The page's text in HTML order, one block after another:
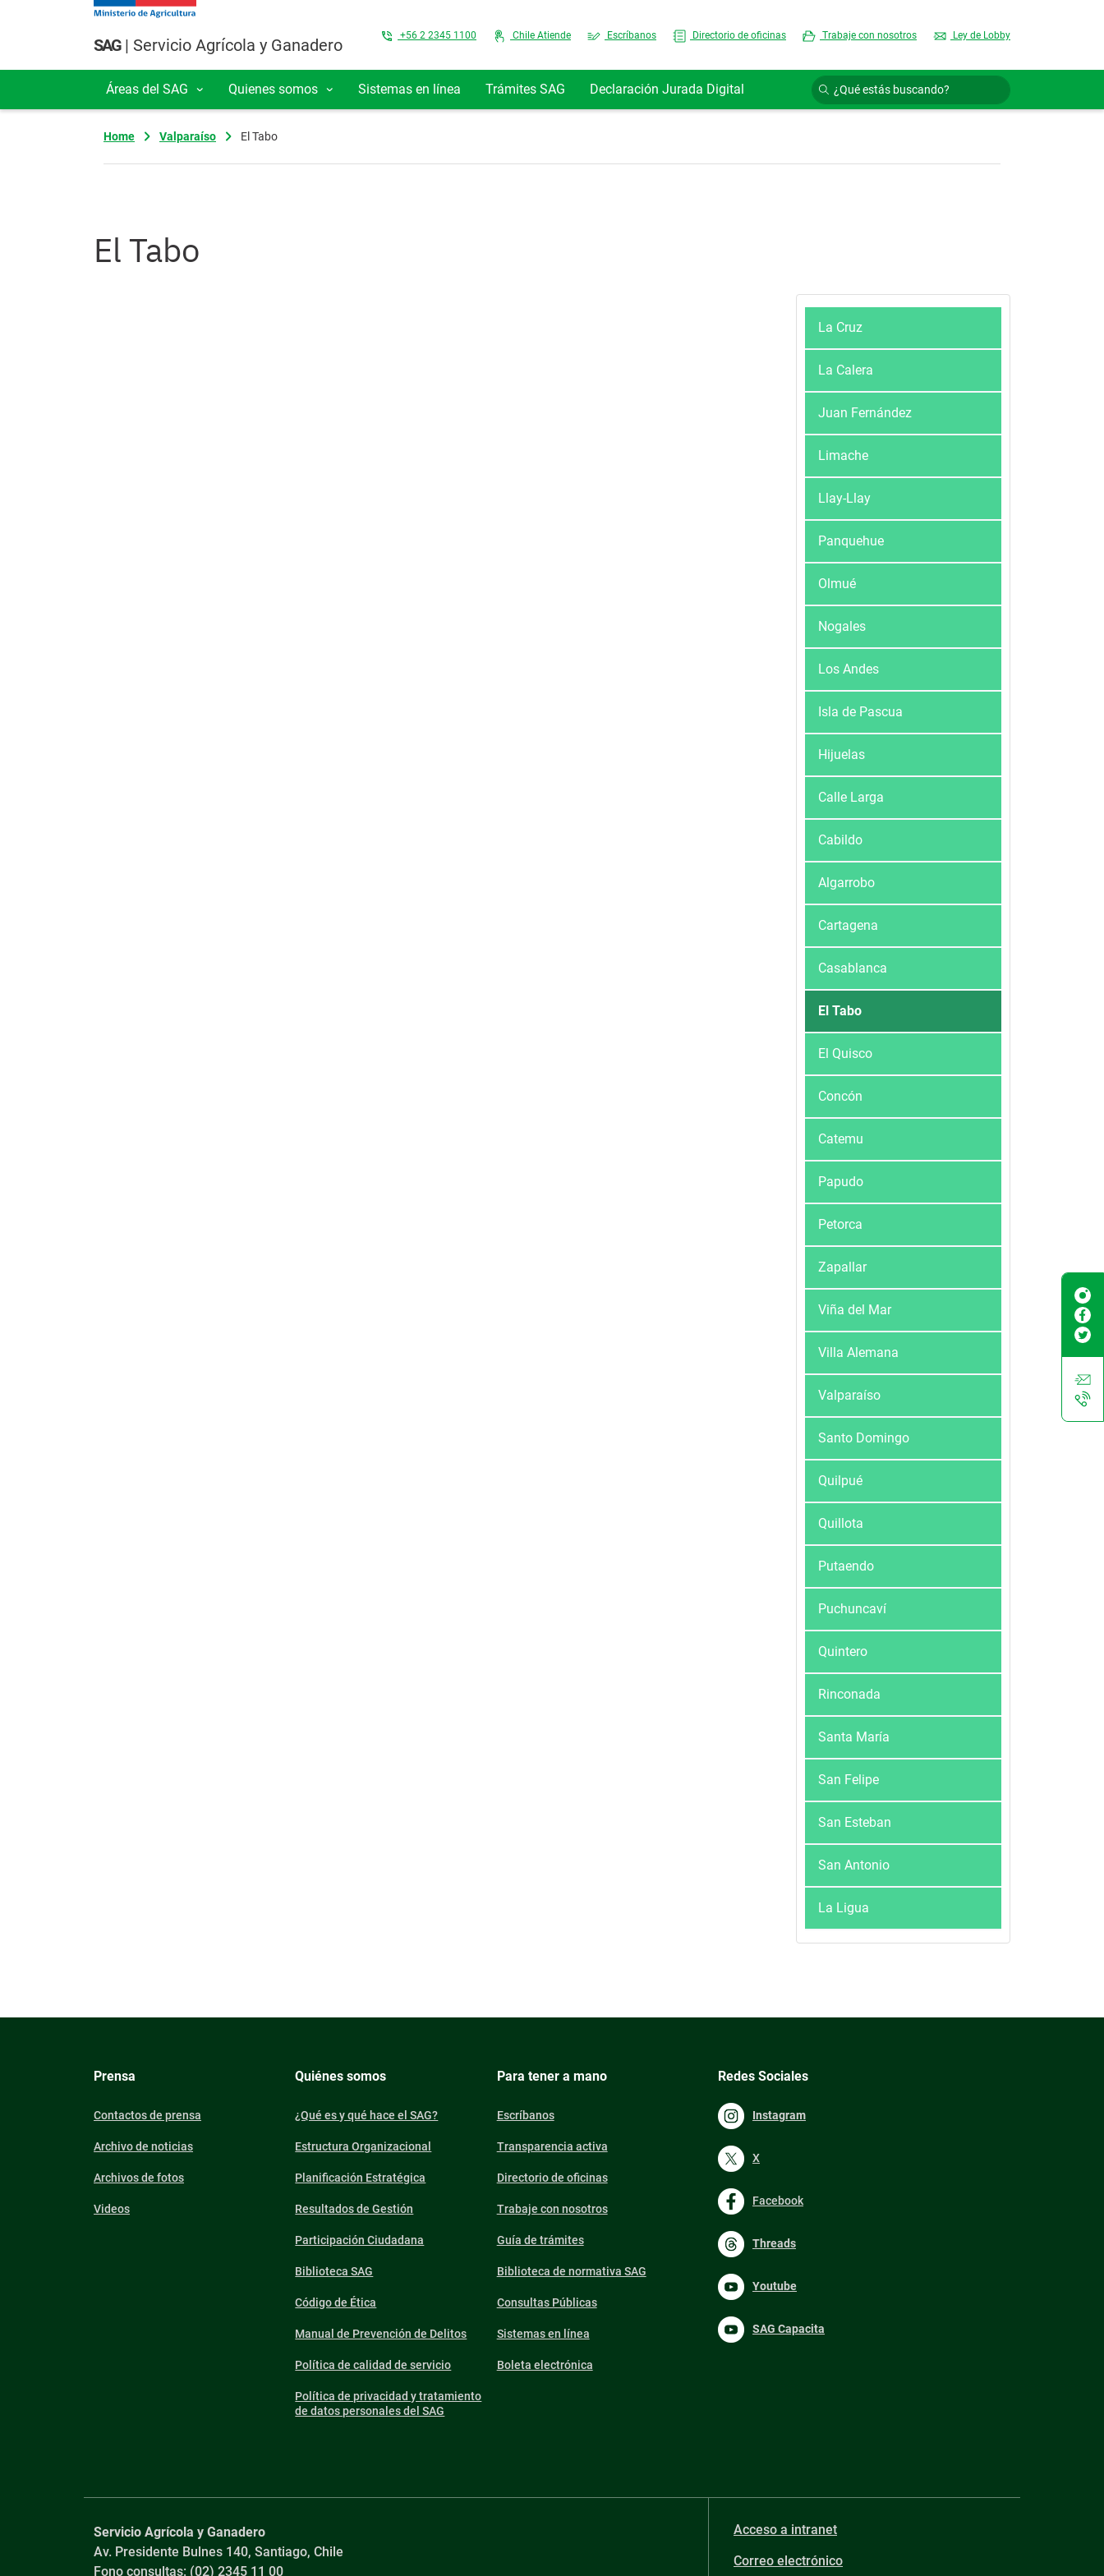
Pasar al contenido principal
SAG| Servicio Agrícola y Ganadero Top Menu
+56 2 2345 1100 Chile Atiende Escríbanos Directorio de oficinas Trabaje con nosotros Ley de Lobby
Navegación principal
Áreas del SAG Quienes somos Sistemas en línea Trámites SAG Declaración Jurada Digital
Home Valparaíso El Tabo
El Tabo
La Cruz
La Calera
Juan Fernández
Limache
Llay-Llay
Panquehue
Olmué
Nogales
Los Andes
Isla de Pascua
Hijuelas
Calle Larga
Cabildo
Algarrobo
Cartagena
Casablanca
El Tabo
El Quisco
Concón
Catemu
Papudo
Petorca
Zapallar
Viña del Mar
Villa Alemana
Valparaíso
Santo Domingo
Quilpué
Quillota
Putaendo
Puchuncaví
Quintero
Rinconada
Santa María
San Felipe
San Esteban
San Antonio
La Ligua
Prensa
Contactos de prensa
Archivo de noticias
Archivos de fotos
Videos
Quiénes somos
¿Qué es y qué hace el SAG?
Estructura Organizacional
Planificación Estratégica
Resultados de Gestión
Participación Ciudadana
Biblioteca SAG
Código de Ética
Manual de Prevención de Delitos
Política de calidad de servicio
Política de privacidad y tratamiento
de datos personales del SAG
Para tener a mano
Escríbanos
Transparencia activa
Directorio de oficinas
Trabaje con nosotros
Guía de trámites
Biblioteca de normativa SAG
Consultas Públicas
Sistemas en línea
Boleta electrónica
Redes Sociales
Instagram
X
Facebook
Threads
Youtube
SAG Capacita
Servicio Agrícola y Ganadero
Av. Presidente Bulnes 140, Santiago, Chile
Fono consultas: (02) 2345 11 00
Acceso a intranet
Correo electrónico